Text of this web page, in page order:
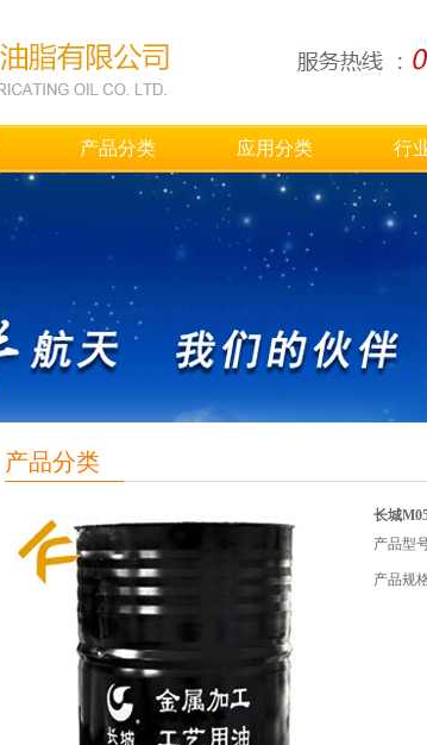
产品分类 应用分类 行
产品分类
长城
产品型
产品规